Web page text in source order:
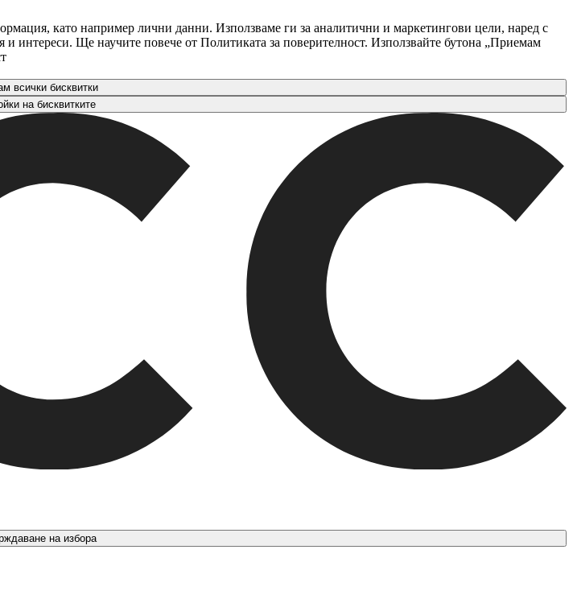
като например лични данни. Използваме ги за аналитични и маркетингови цели, наред с
интереси. Ще научите повече от Политиката за поверителност. Използвайте бутона „Приемам
всички бисквитки
на бисквитките
на избора